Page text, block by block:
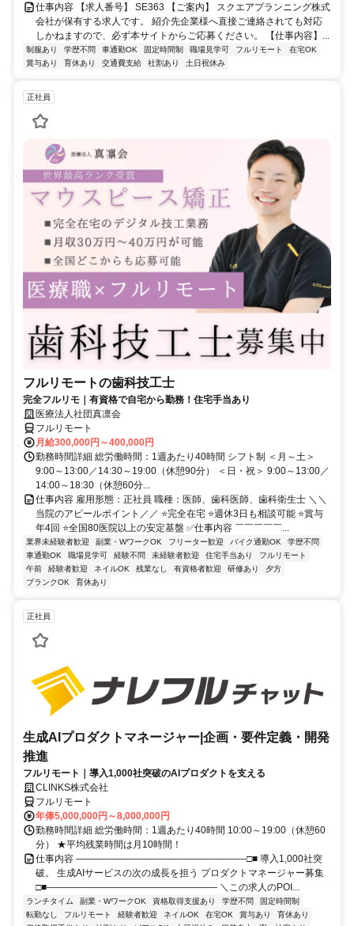
仕事内容 【求人番号】 SE363 【ご案内】 スクエアプランニング株式
会社が保有する求人です。 紹介先企業様へ直接ご連絡されても対応
しかねますので、必ず本サイトからご応募ください。 【仕事内容】...
制服あり 学歴不問 車通勤OK 固定時間制 職場見学可 フルリモート
在宅OK
賞与あり
育休あり 交通費支給 社割あり 土日祝休み
正社員
フルリモートの歯科技工士
完全フルリモ｜有資格で自宅から勤務！住宅手当あり
医療法人社団真凛会
フルリモート
月給300,000円～400,000円
勤務時間詳細 総労働時間：1週あたり40時間 シフト制 ＜月～土＞
9:00～13:00／14:30～19:00（休憩90分） ＜日・祝＞ 9:00～13:00／
14:00～18:30（休憩60分...
仕事内容 雇用形態：正社員 職種：医師、歯科医師、歯科衛生士 ＼＼
当院のアピールポイント／／ ⭐完全在宅 ⭐週休3日も相談可能 ⭐賞与
年4回 ⭐全国80医院以上の安定基盤 ✅仕事内容 ￣￣￣￣￣...
業界未経験者歓迎 副業・WワークOK フリーター歓迎 バイク通勤OK
学歴不問
車通勤OK
職場見学可 経験不問 未経験者歓迎 住宅手当あり
フルリモート
午前
経験者歓迎 ネイルOK 残業なし 有資格者歓迎 研修あり
夕方
ブランクOK
育休あり
正社員
生成AIプロダクトマネージャー|企画・要件定義・開発
推進
フルリモート｜導入1,000社突破のAIプロダクトを支える
CLINKS株式会社
フルリモート
年俸5,000,000円～8,000,000円
勤務時間詳細 総労働時間：1週あたり40時間 10:00～19:00（休憩60
分） ★平均残業時間は月10時間！
仕事内容 ――――――――――――――――――□■ 導入1,000社突
破。 生成AIサービスの次の成長を担う プロダクトマネージャー募集
□■―――――――――――――――――― ＼この求人のPOI...
ランチタイム 副業・WワークOK 資格取得支援あり 学歴不問
固定時間制
転勤なし
フルリモート 経験者歓迎 ネイルOK 在宅OK 賞与あり
育休あり